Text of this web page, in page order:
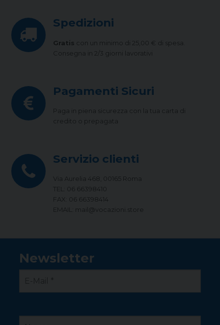
Spedizioni
Gratis con un minimo di 25,00 € di spesa.
Consegna in 2/3 giorni lavorativi
Pagamenti Sicuri
Paga in piena sicurezza con la tua carta di
credito o prepagata
Servizio clienti
Via Aurelia 468, 00165 Roma
TEL: 06 66398410
FAX: 06 66398414
EMAIL: mail@vocazioni.store
Newsletter